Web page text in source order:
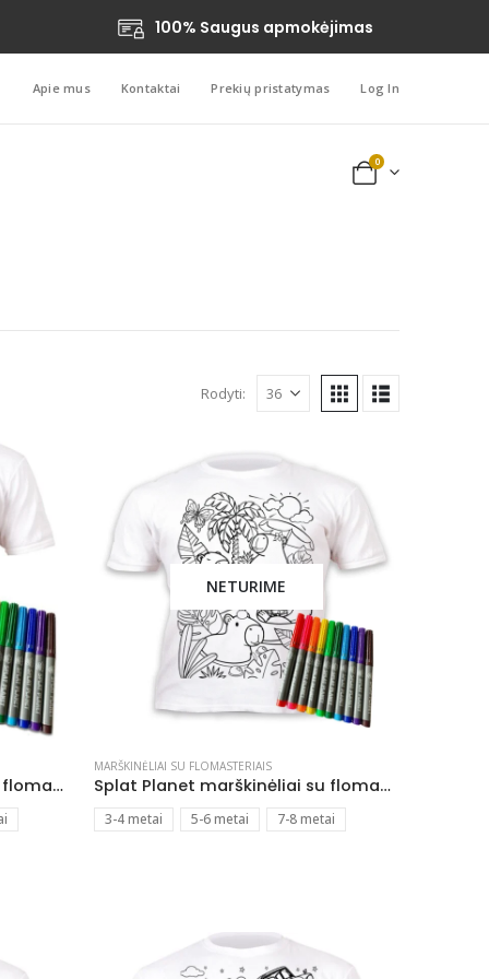
100% Saugus apmokėjimas
Apie mus Kontaktai Prekių pristatymas Log In
0
Rodyti:
Splat Planet marškinėliai su flomasteriais Super herojai
NETURIME
MARŠKINĖLIAI SU FLOMASTERIAIS
Splat Planet marškinėliai su flomasteriais Kapibara
3-4 metai 5-6 metai 7-8 metai